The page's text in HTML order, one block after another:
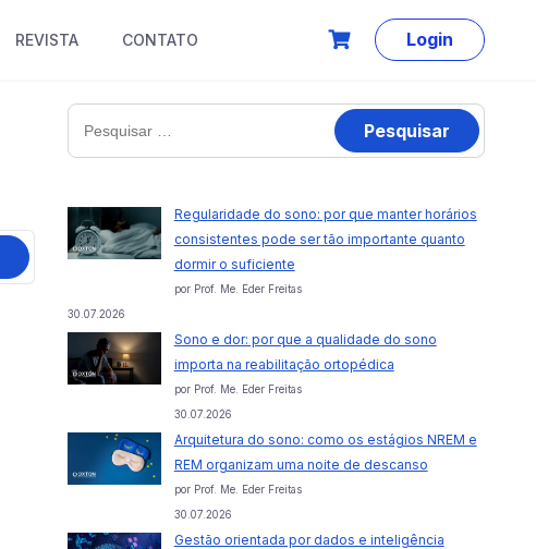
REVISTA CONTATO Login
Pesquisar
por:
Regularidade do sono: por que manter horários
consistentes pode ser tão importante quanto
dormir o suficiente
por Prof. Me. Eder Freitas
30.07.2026
Sono e dor: por que a qualidade do sono
importa na reabilitação ortopédica
por Prof. Me. Eder Freitas
30.07.2026
Arquitetura do sono: como os estágios NREM e
REM organizam uma noite de descanso
por Prof. Me. Eder Freitas
30.07.2026
Gestão orientada por dados e inteligência